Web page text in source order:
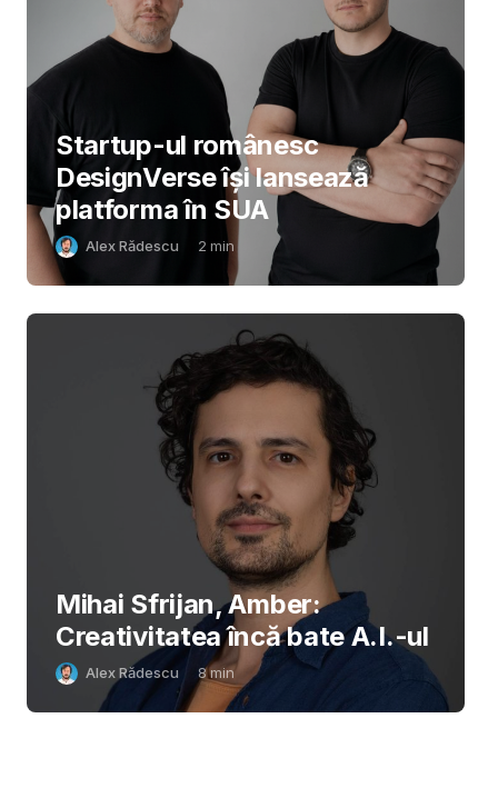
Startup-ul românesc
DesignVerse își lansează
platforma în SUA
Alex Rădescu 2 min
Mihai Sfrijan, Amber:
Creativitatea încă bate A.I.-ul
Alex Rădescu 8min